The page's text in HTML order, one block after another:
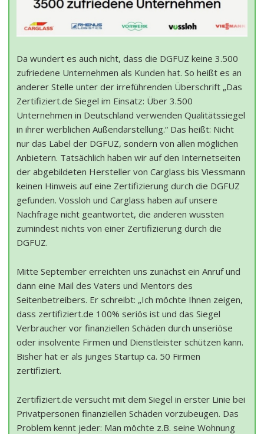
Da wundert es auch nicht, dass die DGFUZ keine 3.500
zufriedene Unternehmen als Kunden hat. So heißt es an
anderer Stelle unter der irreführenden Überschrift „Das
Zertifiziert.de Siegel im Einsatz: Über 3.500
Unternehmen in Deutschland verwenden Qualitätssiegel
in ihrer werblichen Außendarstellung.“ Das heißt: Nicht
nur das Label der DGFUZ, sondern von allen möglichen
Anbietern. Tatsächlich haben wir auf den Internetseiten
der abgebildeten Hersteller von Carglass bis Viessmann
keinen Hinweis auf eine Zertifizierung durch die DGFUZ
gefunden. Vossloh und Carglass haben auf unsere
Nachfrage nicht geantwortet, die anderen wussten
zumindest nichts von einer Zertifizierung durch die
DGFUZ.
Mitte September erreichten uns zunächst ein Anruf und
dann eine Mail des Vaters und Mentors des
Seitenbetreibers. Er schreibt: „Ich möchte Ihnen zeigen,
dass zertifiziert.de 100% seriös ist und das Siegel
Verbraucher vor finanziellen Schäden durch unseriöse
oder insolvente Firmen und Dienstleister schützen kann.
Bisher hat er als junges Startup ca. 50 Firmen
zertifiziert.
Zertifiziert.de versucht mit dem Siegel in erster Linie bei
Privatpersonen finanziellen Schäden vorzubeugen. Das
Problem kennt jeder: Man möchte z.B. seine Wohnung